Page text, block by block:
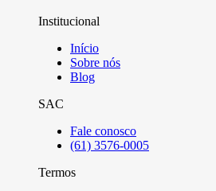
Institucional
Início
Sobre nós
Blog
SAC
Fale conosco
(61) 3576-0005
Termos